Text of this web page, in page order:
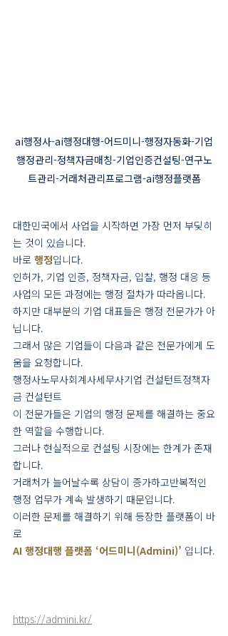
ai행정사-ai행정대행-어드미니-행정자동화-기업
행정관리-정책자금매칭-기업인증컨설팅-연구노
트관리-거래처관리프로그램-ai행정플랫폼
대한민국에서 사업을 시작하면 가장 먼저 부딪히
는 것이 있습니다.
바로 행정입니다.
인허가, 기업 인증, 정책자금, 입찰, 행정 대응 등
사업의 모든 과정에는 행정 절차가 따라옵니다.
하지만 대부분의 기업 대표들은 행정 전문가가 아
닙니다.
그래서 많은 기업들이 다음과 같은 전문가에게 도
움을 요청합니다.
행정사노무사회계사세무사기업 컨설턴트정책자
금 컨설턴트
이 전문가들은 기업의 행정 문제를 해결하는 중요
한 역할을 수행합니다.
그러나 현실적으로 컨설팅 시장에는 한계가 존재
합니다.
거래처가 늘어날수록 상담이 증가하고반복적인
행정 업무가 계속 발생하기 때문입니다.
이러한 문제를 해결하기 위해 등장한 플랫폼이 바
로
AI 행정대행 플랫폼 ‘어드미니(Admini)’ 입니다.
https://admini.kr/